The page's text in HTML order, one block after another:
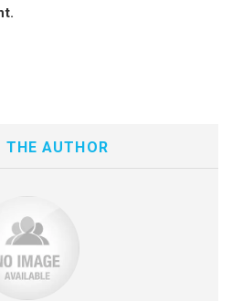
THE AUTHOR